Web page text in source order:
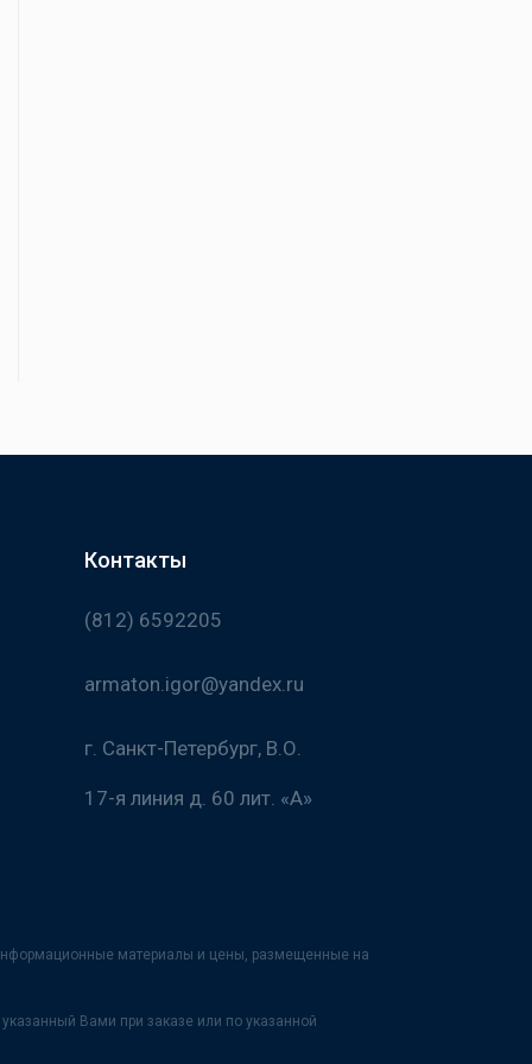
Контакты
(812) 6592205
armaton.igor@yandex.ru
г. Санкт-Петербург, В.О.
17-я линия д. 60 лит. «А»
материалы и цены, размещенные на
Вами при заказе или по указанной